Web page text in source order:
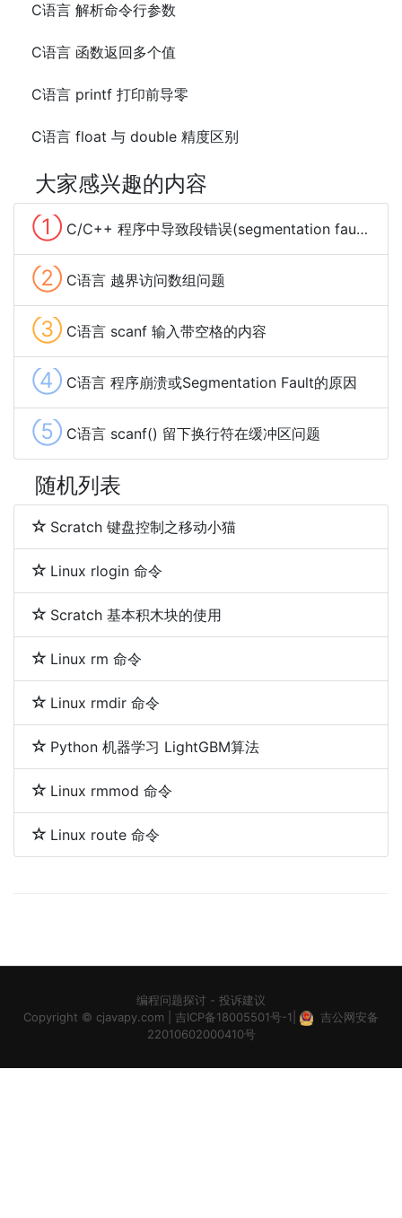
C语言 解析命令行参数
C语言 函数返回多个值
C语言 printf 打印前导零
C语言 float 与 double 精度区别
大家感兴趣的内容
① C/C++ 程序中导致段错误(segmentation fault)的常见原因
② C语言 越界访问数组问题
③ C语言 scanf 输入带空格的内容
④ C语言 程序崩溃或Segmentation Fault的原因
⑤ C语言 scanf() 留下换行符在缓冲区问题
随机列表
Scratch 键盘控制之移动小猫
Linux rlogin 命令
Scratch 基本积木块的使用
Linux rm 命令
Linux rmdir 命令
Python 机器学习 LightGBM算法
Linux rmmod 命令
Linux route 命令
编程问题探讨 - 投诉建议
Copyright © cjavapy.com 吉ICP备18005501号-1
吉公网安备
22010602000410号